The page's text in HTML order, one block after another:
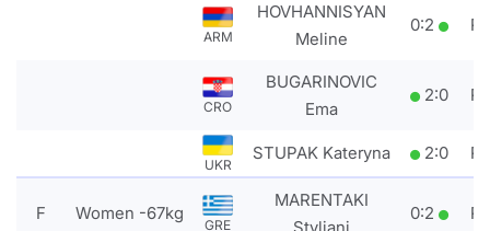
ARM
HOVHANNISYAN
Meline
0:2
CRO
BUGARINOVIC
Ema
2:0
UKR
STUPAK Kateryna 2:0
F Women -67kg
GRE
MARENTAKI
0:2